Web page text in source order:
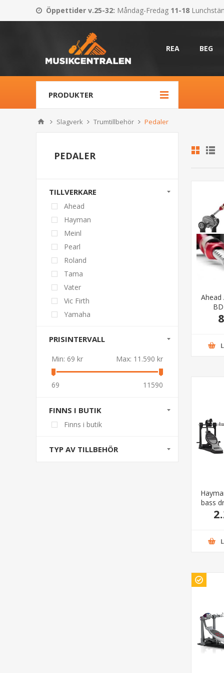
Öppettider v.25-32: Måndag-Fredag 11-18
REA BEG
PRODUKTER
Slagverk Trumtillbehör Pedaler
Ahead
bass
PEDALER
TILLVERKARE
Ahead
Hayman
Meinl
Pearl
Roland
Tama
Vater
Vic Firth
Yamaha
PRISINTERVALL
Min: 69 kr Max: 11.590 kr
69 11590
FINNS I BUTIK
Finns i butik
TYP AV TILLBEHÖR